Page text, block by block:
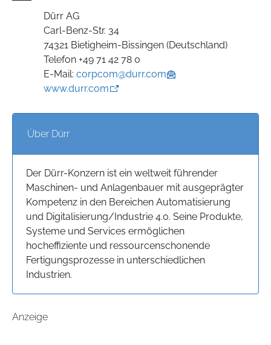
Dürr AG
Carl-Benz-Str. 34
74321 Bietigheim-Bissingen (Deutschland)
Telefon +49 71 42 78 0
E-Mail: corpcom@durr.com
www.durr.com
Über Dürr
Der Dürr-Konzern ist ein weltweit führender
Maschinen- und Anlagenbauer mit ausgeprägter
Kompetenz in den Bereichen Automatisierung
und Digitalisierung/Industrie 4.0. Seine Produkte,
Systeme und Services ermöglichen
hocheffiziente und ressourcenschonende
Fertigungsprozesse in unterschiedlichen
Industrien.
Anzeige